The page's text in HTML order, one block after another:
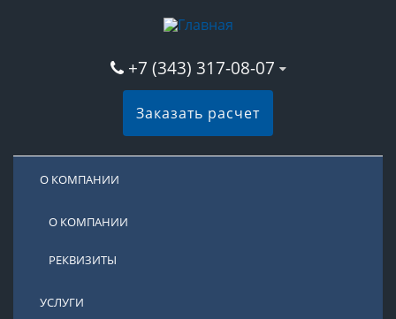
+7 (343) 317-08-07
Заказать расчет
О КОМПАНИИ
О КОМПАНИИ
РЕКВИЗИТЫ
УСЛУГИ